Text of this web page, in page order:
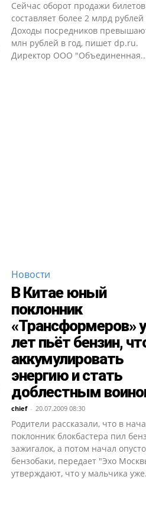
Сейчас оборот продажи билетов
составляет более 2 млрд рублей
Доходы посредников
млн рублей в год, пишет dp.ru.
Директор ООО
Новости
В Китае юный
поклонник
«Трансформеров»
лет пьёт бензин,
аккумулировать
энергию и стать
доблестным
chief - 20.07.2009 08:30
Родители рассказали, что в
поклонник блокбастера пил
зажигалок, а потом начал
бензобаки, передает "Эхо
утверждают, что у мальчика